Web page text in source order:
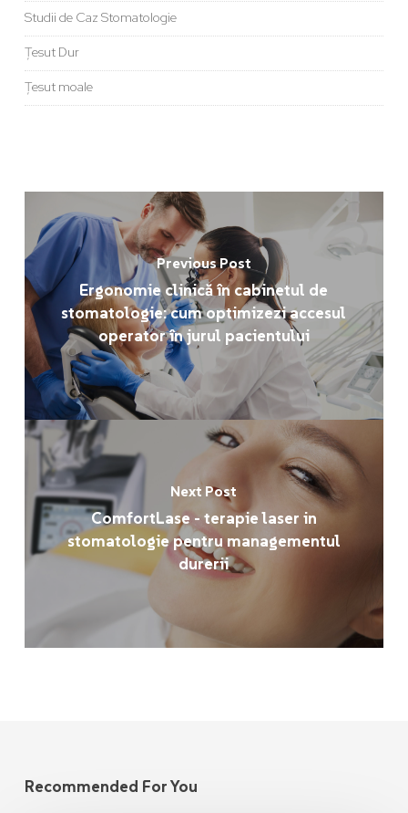
Studii de Caz Stomatologie
Țesut Dur
Țesut moale
Previous Post
Ergonomie clinică în cabinetul de
stomatologie: cum optimizezi accesul
operator în jurul pacientului
Next Post
ComfortLase - terapie laser in
stomatologie pentru managementul
durerii
Recommended For You